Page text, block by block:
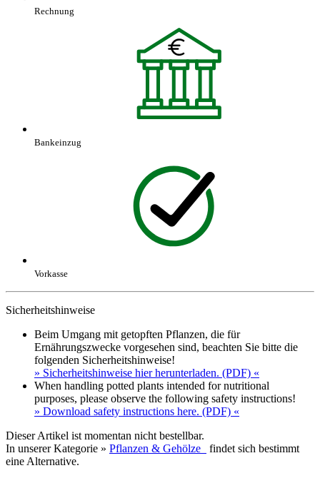
Rechnung
Bankeinzug
Vorkasse
Sicherheitshinweise
Beim Umgang mit getopften Pflanzen, die für
Ernährungszwecke vorgesehen sind, beachten Sie bitte die
folgenden Sicherheitshinweise!
» Sicherheitshinweise hier herunterladen. (PDF) «
When handling potted plants intended for nutritional
purposes, please observe the following safety instructions!
» Download safety instructions here. (PDF) «
Dieser Artikel ist momentan nicht bestellbar.
In unserer Kategorie » Pflanzen & Gehölze
findet sich bestimmt
eine Alternative.